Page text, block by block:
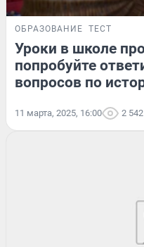
ОБРАЗОВАНИЕ ТЕСТ
Уроки в школе
попробуйте
вопросов по
11 марта, 2025, 16:00 2 542